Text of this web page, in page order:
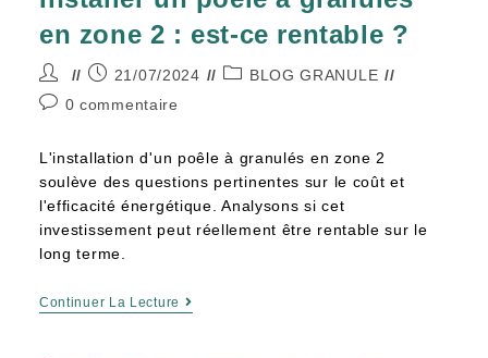
en zone 2 : est-ce rentable ?
21/07/2024
BLOG GRANULE
0 commentaire
L'installation d'un poêle à granulés en zone 2
soulève des questions pertinentes sur le coût et
l'efficacité énergétique. Analysons si cet
investissement peut réellement être rentable sur le
long terme.
Continuer La Lecture